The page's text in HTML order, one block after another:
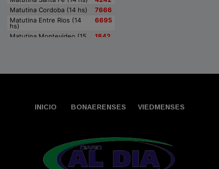
INICIO BONAERENSES VIEDMENSES